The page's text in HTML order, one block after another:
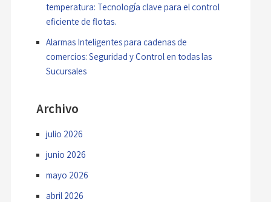
temperatura: Tecnología clave para el control
eficiente de flotas.
Alarmas Inteligentes para cadenas de
comercios: Seguridad y Control en todas las
Sucursales
Archivo
julio 2026
junio 2026
mayo 2026
abril 2026